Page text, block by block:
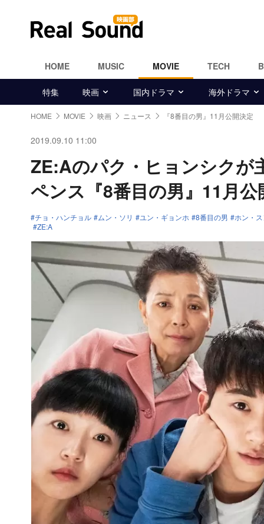
HOME MUSIC MOVIE TECH
特集 映画 国内ドラマ 海外ドラマ
HOME MOVIE 映画 ニュース 『8番目の男』11月公開決定
2019.09.10 11:00
ZE:Aのパク・ヒョンシク
ペンス『8番目の男』11月公
チョ・ハンチョル ムン・ソリ ユン・ギョンホ 8番目の男
ホン・
ZE:A